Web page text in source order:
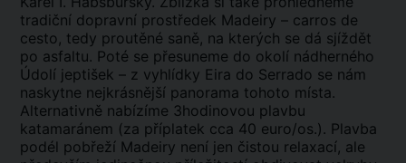
tradiční dopravní prostředek Madeiry – carros de
cesto, tedy proutěné saně, na kterých se dá sjíždět
po asfaltu. Poté se přesuneme do okolí nádherného
Údolí jeptišek – z vyhlídky Eira do Serrado se nám
naskytne nejkrásnější panorama tohoto místa.
Alternativně nabízíme 3hodinovou plavbu
katamaránem (za příplatek cca 40 euro/os.). Plavba
podél pobřeží Madeiry není jen čistou relaxací, ale